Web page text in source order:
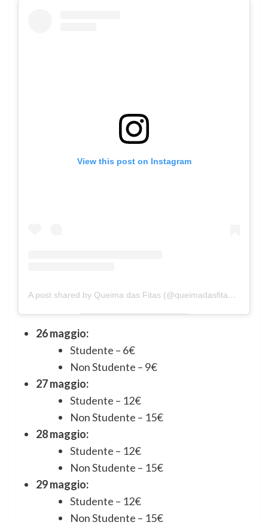
View this post on Instagram
A post shared by Queima das Fitas (@queimadasfitascoimbra)
26 maggio:
Studente – 6€
Non Studente – 9€
27 maggio:
Studente – 12€
Non Studente – 15€
28 maggio:
Studente – 12€
Non Studente – 15€
29 maggio:
Studente – 12€
Non Studente – 15€